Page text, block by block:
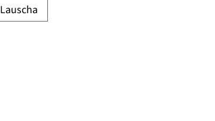
Lauscha